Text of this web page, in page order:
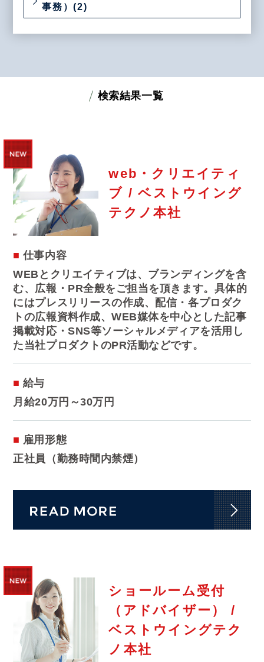
事務）(2)
検索結果一覧
web・クリエイティ
ブ / ベストウイング
テクノ本社
仕事内容
WEBとクリエイティブは、ブランディングを含
む、広報・PR全般をご担当を頂きます。具体的
にはプレスリリースの作成、配信・各プロダク
トの広報資料作成、WEB媒体を中心とした記事
掲載対応・SNS等ソーシャルメディアを活用し
た当社プロダクトのPR活動などです。
給与
月給20万円～30万円
雇用形態
正社員（勤務時間内禁煙）
ショールーム受付
（アドバイザー） /
ベストウイングテク
ノ本社